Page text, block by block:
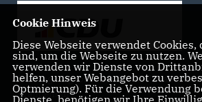
Landtagsabgeordnete der CDU Fraktion
Brandenburg
Cookie Hinweis
Diese Webseite verwendet
sind, um die Webseite zu nutzen.
verwenden wir Dienste von
helfen, unser Webangebot zu
Optmierung). Für die Verwendung
Dienste, benötigen wir Ihre